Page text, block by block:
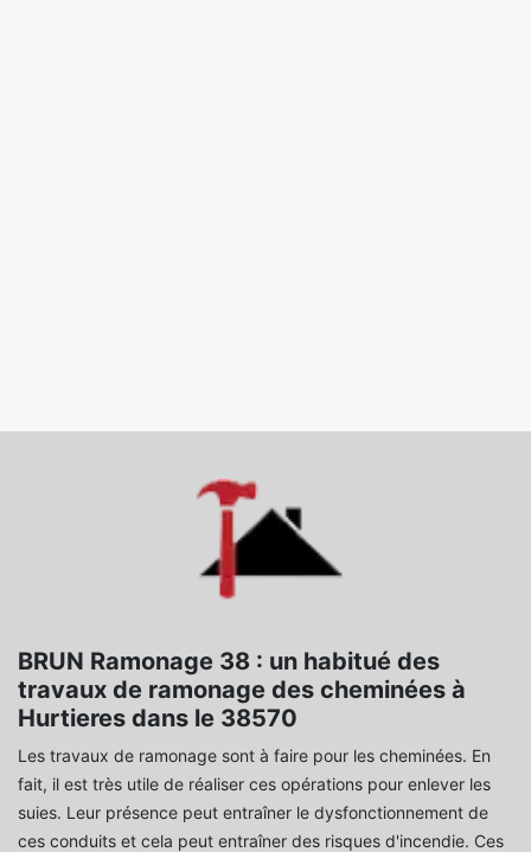
BRUN Ramonage 38 : un habitué des
travaux de ramonage des cheminées à
Hurtieres dans le 38570
Les travaux de ramonage sont à faire pour les cheminées. En
fait, il est très utile de réaliser ces opérations pour enlever les
suies. Leur présence peut entraîner le dysfonctionnement de
ces conduits et cela peut entraîner des risques d'incendie. Ces